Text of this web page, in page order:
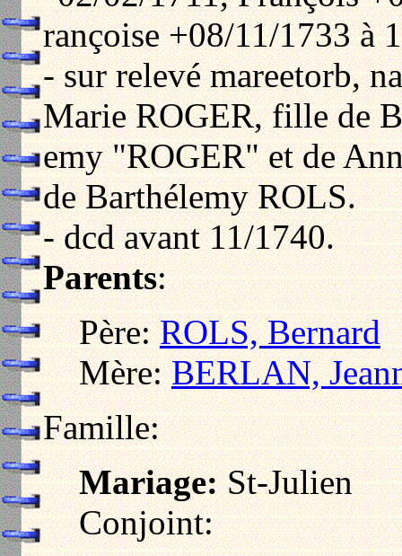
rançoise +08/11/1733 à
- sur relevé mareetorb,
Marie ROGER, fille de
emy "ROGER" et de
de Barthélemy ROLS.
- dcd avant 11/1740.
Parents:
Père:ROLS, Bernard
Mère:BERLAN,
Famille:
Mariage:St-Julien
Conjoint: